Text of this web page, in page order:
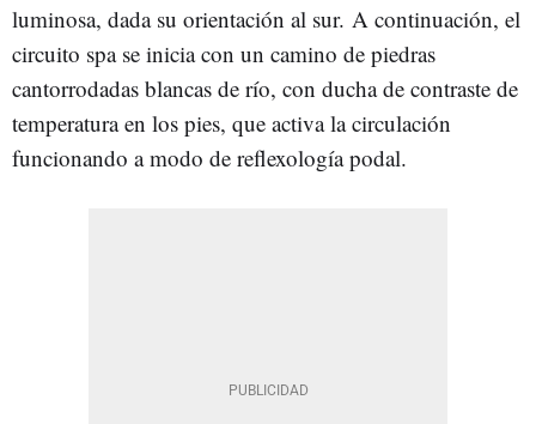
luminosa, dada su orientación al sur. A continuación, el
circuito spa se inicia con un camino de piedras
cantorrodadas blancas de río, con ducha de contraste de
temperatura en los pies, que activa la circulación
funcionando a modo de reflexología podal.